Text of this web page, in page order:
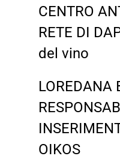
CENTRO
RETE DI
del vino
LOREDANA
OIKOS